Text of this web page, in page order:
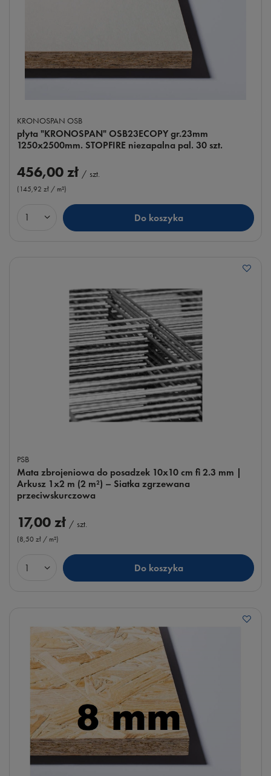
KRONOSPAN OSB
płyta "KRONOSPAN" OSB23ECOPY gr.23mm
1250x2500mm. STOPFIRE niezapalna pal. 30 szt.
456,00 zł / szt.
(145,92 zł / m²)
Ilość produktów Do koszyka
PSB
Mata zbrojeniowa do posadzek 10x10 cm fi 2.3 mm |
Arkusz 1x2 m (2 m²) – Siatka zgrzewana
przeciwskurczowa
17,00 zł / szt.
(8,50 zł / m²)
Ilość produktów Do koszyka